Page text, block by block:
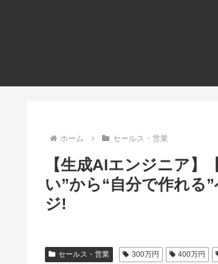
ホーム セールス・営業
【生成AIエンジニア】
い”から“自分で作れる
ジ!
セールス・営業 300万円 400万円